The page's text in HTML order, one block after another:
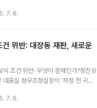
새, 까치 등 새들이 러브버그를 먹어
를 잡아먹고 있다" "인천공항 가는 길
데 까치 몇 마리가 러브버그를 무료
있더라" 등의 목격담을 전하며, 긍정
있습니다. 러브버그를 향한 새들의 '먹
나 개구리가 먹이를 기피하는 곤충으
7. 8.
위반: 대장동 재판, 새로운
석 조건 위반: 무엇이 문제인가?정진상
대표실 정무조정실장이 ‘자정 전 귀
동 개발 특혜 의혹 관련 재판에서 중요
7. 8.